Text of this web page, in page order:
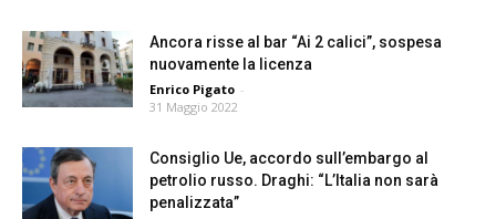
Ancora risse al bar “Ai 2 calici”, sospesa
nuovamente la licenza
Enrico Pigato -
31 Maggio 2022
Consiglio Ue, accordo sull’embargo al
petrolio russo. Draghi: “L’Italia non sarà
penalizzata”